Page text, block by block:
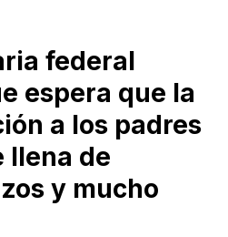
federal
espera que la
a los padres
llena de
y mucho